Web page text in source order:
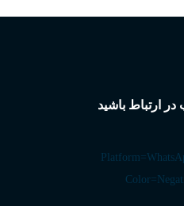
در ارتباط باشید